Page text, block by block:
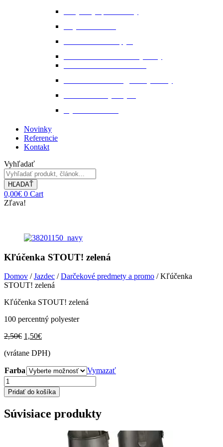
Novinky
Referencie
Kontakt
Vyhľadať
HĽADAŤ
0,00€ 0 Cart
Zľava!
Kľúčenka STOUT! zelená
Domov /Jazdec /Darčekové predmety a promo / Kľúčenka
STOUT! zelená
Kľúčenka STOUT! zelená
100 percentný polyester
2,50€ Pôvodná
bola:
1,50€Aktuálna
je:
(vrátane DPH)
Farba
Vymazať
množstvo
Kľúčenka
STOUT!
Pridať do košíka
Súvisiace produkty